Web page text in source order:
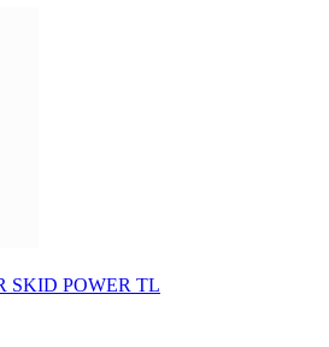
SKID POWER TL